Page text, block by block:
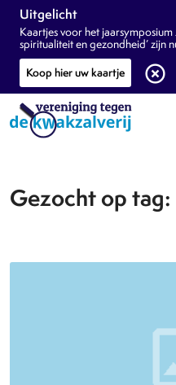
Uitgelicht
Kaartjes voor het
spiritualiteit en gezondheid’ zijn
Koop hier uw kaartje
highlight_off
Gezocht op